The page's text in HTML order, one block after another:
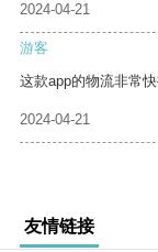
2024-04-21
游客
这款app的物流非常
2024-04-21
友情链接